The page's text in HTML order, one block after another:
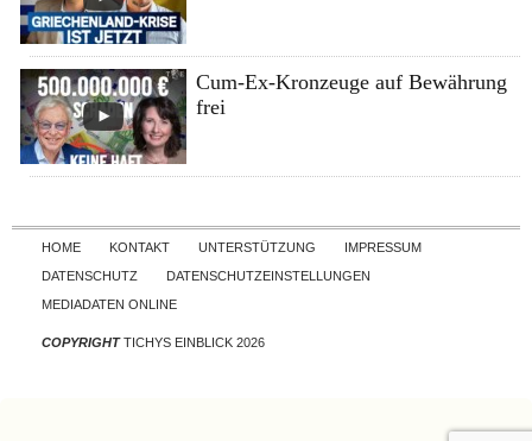
Cum-Ex-Kronzeuge auf Bewährung
frei
Skip to content
HOME KONTAKT UNTERSTÜTZUNG
IMPRESSUM
DATENSCHUTZ
DATENSCHUTZEINSTELLUNGEN
MEDIADATEN ONLINE
COPYRIGHTTICHYS EINBLICK 2026